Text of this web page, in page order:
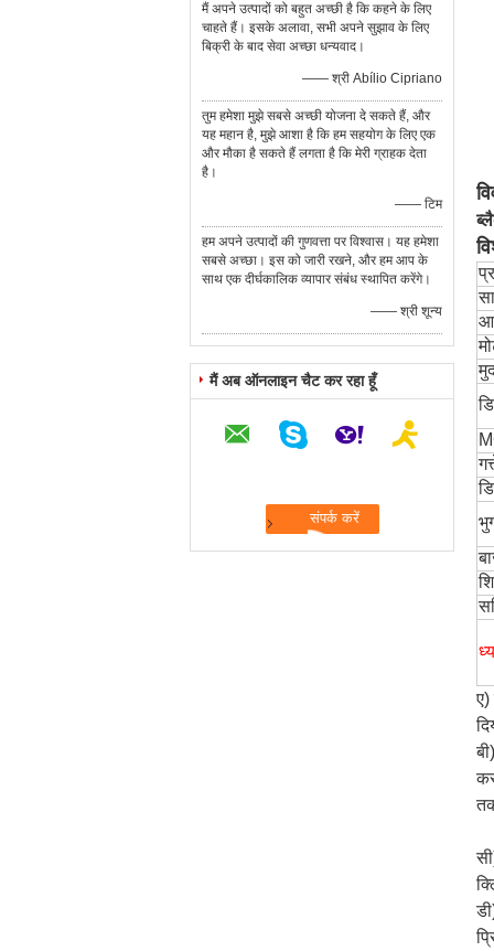
मैं अपने उत्पादों को बहुत अच्छी है कि कहने के लिए
चाहते हैं। इसके अलावा, सभी अपने सुझाव के लिए
बिक्री के बाद सेवा अच्छा धन्यवाद।
—— श्री Abílio Cipriano
तुम हमेशा मुझे सबसे अच्छी योजना दे सकते हैं, और
यह महान है, मुझे आशा है कि हम सहयोग के लिए एक
और मौका है सकते हैं लगता है कि मेरी ग्राहक देता
है।
—— टिम
हम अपने उत्पादों की गुणवत्ता पर विश्वास। यह हमेशा
सबसे अच्छा। इस को जारी रखने, और हम आप के
साथ एक दीर्घकालिक व्यापार संबंध स्थापित करेंगे।
—— श्री शून्य
मैं अब ऑनलाइन चैट कर रहा हूँ
ए)